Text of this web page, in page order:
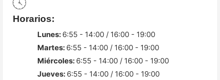
Horarios:
Lunes: 6:55 - 14:00 / 16:00 - 19:00
Martes: 6:55 - 14:00 / 16:00 - 19:00
Miércoles: 6:55 - 14:00 / 16:00 - 19:00
Jueves: 6:55 - 14:00 / 16:00 - 19:00